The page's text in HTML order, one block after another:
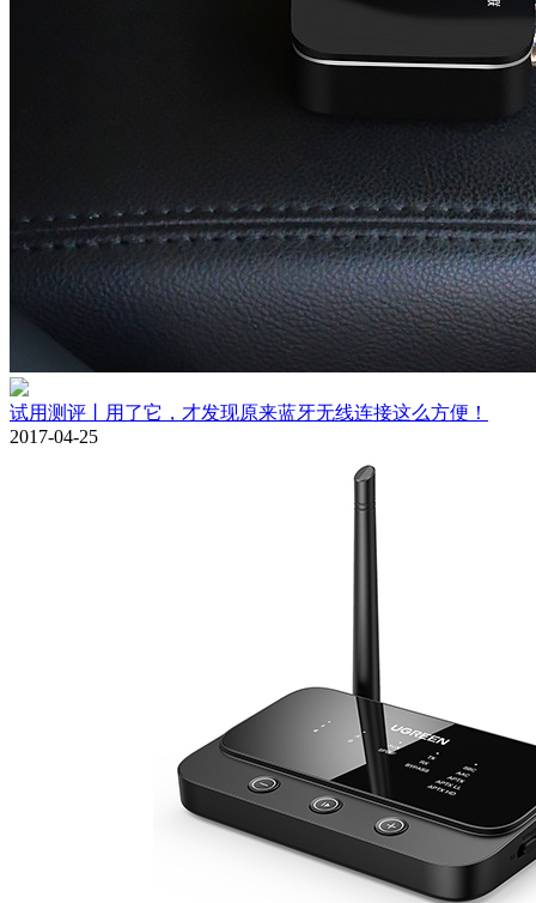
试用测评丨用了它，才发现原来蓝牙无线连接这么方便！
2017-04-25